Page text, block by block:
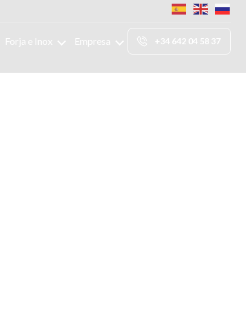
Forja e Inox Empresa +34 642 04 58 37